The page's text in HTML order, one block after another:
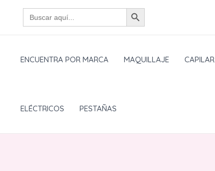
Buscar: BOTÓN DE BÚSQUEDA
ENCUENTRA POR MARCA MAQUILLAJE CAPILAR
ELÉCTRICOS PESTAÑAS